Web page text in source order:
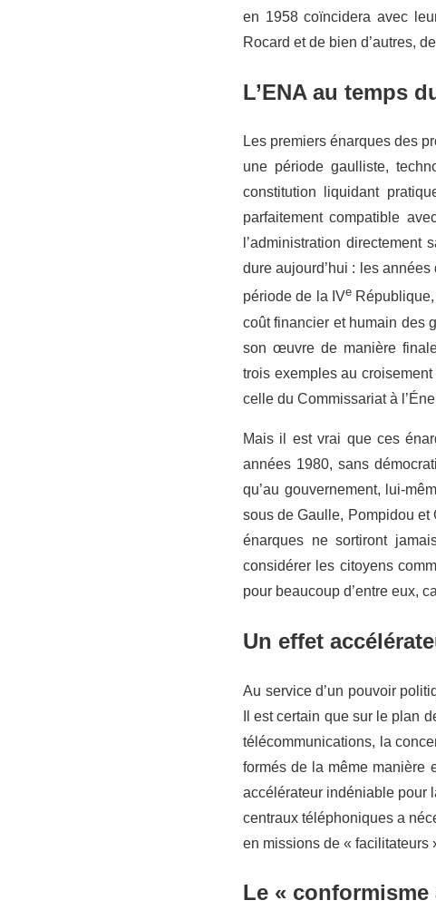
en 1958 coïncidera avec
Rocard et de bien d’autres,
L’ENA au temps
Les premiers énarques des
une période gaulliste,
constitution liquidant
parfaitement compatible
l’administration
dure aujourd’hui : les
période de la IVeRépublique,
coût financier et humain des
son œuvre de manière
trois exemples au croisement
celle du Commissariat à
Mais il est vrai que ces
années 1980, sans
qu’au gouvernement, lui-
sous de Gaulle, Pompidou et
énarques ne sortiront
considérer les citoyens
pour beaucoup d’entre eux,
Un effet
Au service d’un pouvoir
Il est certain que sur le plan
télécommunications, la
formés de la même manière
accélérateur indéniable pour
centraux téléphoniques a
en missions de « facilitateurs
Le «